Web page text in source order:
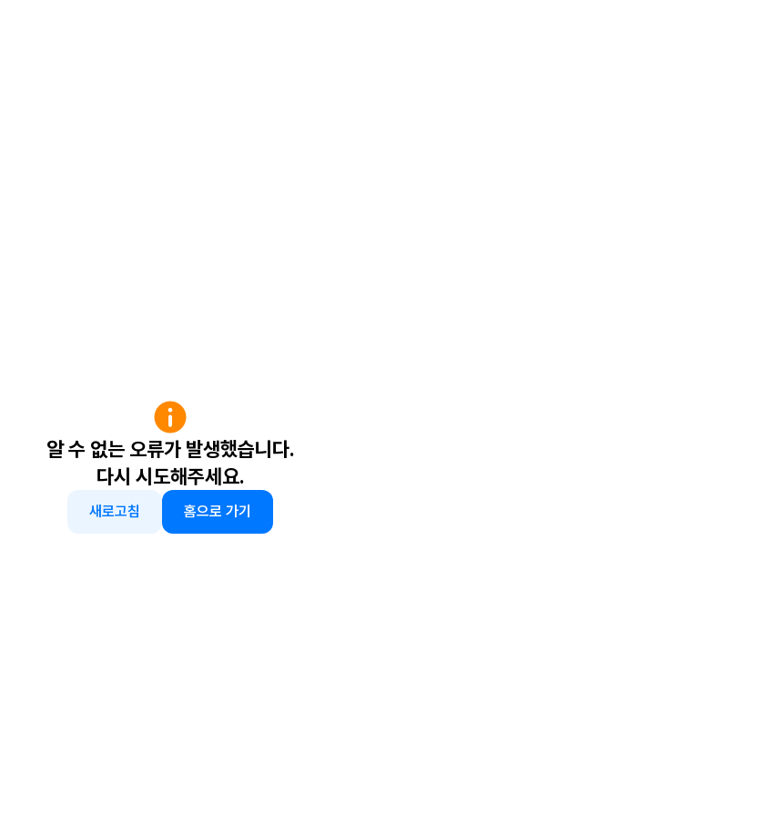
알 수 없는 오류가 발생했습니다.
다시 시도해주세요.
새로고침 홈으로 가기